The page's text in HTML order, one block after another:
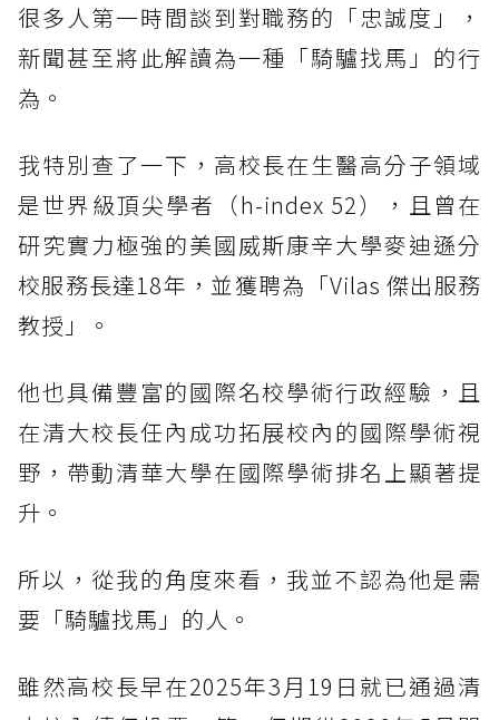
很多人第一時間談到對職務的「忠誠度」，
新聞甚至將此解讀為一種「騎驢找馬」的行
為。
我特別查了一下，高校長在生醫高分子領域
是世界級頂尖學者（h-index 52），且曾在
研究實力極強的美國威斯康辛大學麥迪遜分
校服務長達18年，並獲聘為「Vilas 傑出服務
教授」。
他也具備豐富的國際名校學術行政經驗，且
在清大校長任內成功拓展校內的國際學術視
野，帶動清華大學在國際學術排名上顯著提
升。
所以，從我的角度來看，我並不認為他是需
要「騎驢找馬」的人。
雖然高校長早在2025年3月19日就已通過清